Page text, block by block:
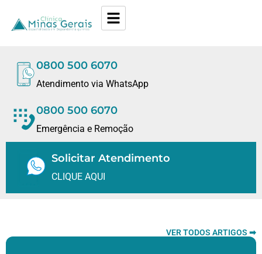
0800 500 6070
Atendimento via WhatsApp
0800 500 6070
Emergência e Remoção
Solicitar Atendimento
CLIQUE AQUI
VER TODOS ARTIGOS ➡